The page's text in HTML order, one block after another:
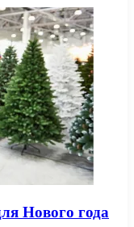
Нового года